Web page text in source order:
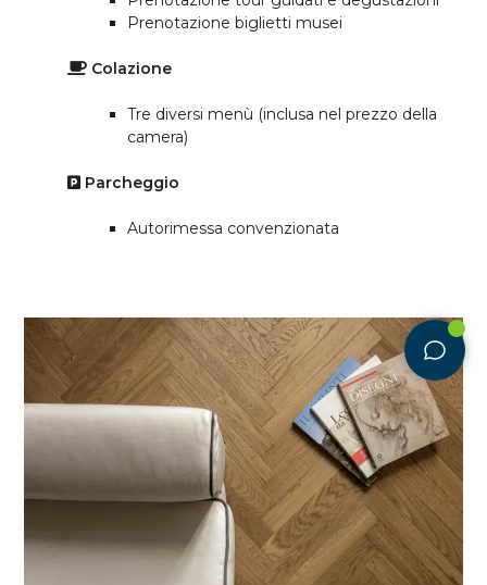
Prenotazione biglietti musei
Colazione
Tre diversi menù (inclusa nel prezzo della
camera)
Parcheggio
Autorimessa convenzionata